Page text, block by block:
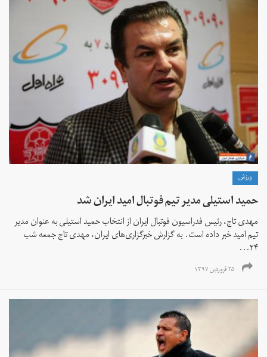
ورزش
حمید استیلی مدیر تیم فوتبال امید ایران شد
مهدی تاج، رئیس فدراسیون فوتبال ایران از انتخاب حمید استیلی به عنوان مدیر
تیم امید خبر داده است. به گزارش خبرگزاری‌های ایران، مهدی تاج جمعه شب
۲۴...
۲۵ فروردین ۱۳۹۷